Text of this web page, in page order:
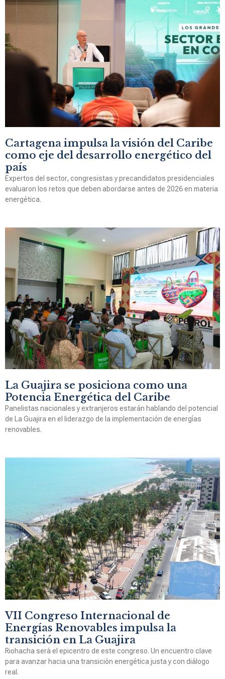
Cartagena impulsa la visión del Caribe
como eje del desarrollo energético del
país
Expertos del sector, congresistas y precandidatos presidenciales
evaluaron los retos que deben abordarse antes de 2026 en materia
energética.
La Guajira se posiciona como una
Potencia Energética del Caribe
Panelistas nacionales y extranjeros estarán hablando del potencial
de La Guajira en el liderazgo de la implementación de energías
renovables.
VII Congreso Internacional de
Energías Renovables impulsa la
transición en La Guajira
Riohacha será el epicentro de este congreso. Un encuentro clave
para avanzar hacia una transición energética justa y con diálogo
real.